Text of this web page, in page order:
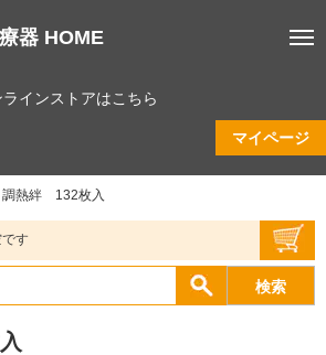
器 HOME
ラインストアはこちら
マイページ
調熱絆 132枚入
す